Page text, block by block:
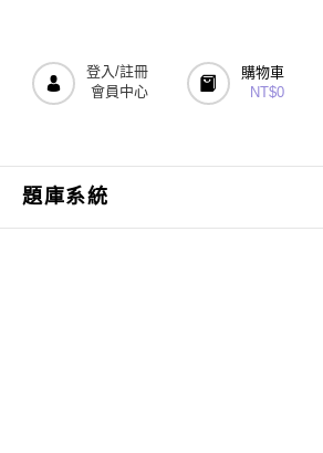
登入/註冊
會員中心
購物車
NT$0
題庫系統